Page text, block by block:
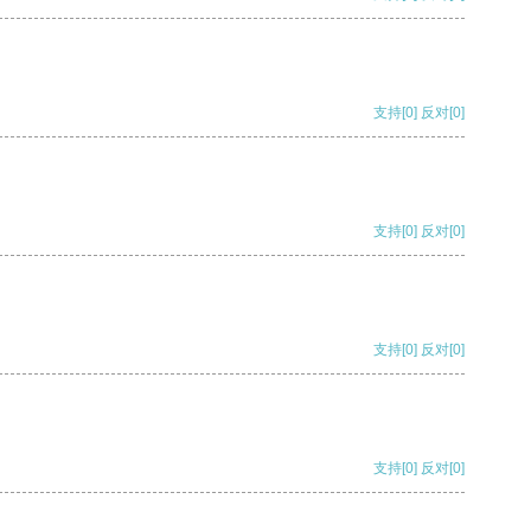
支持[0] 反对[0]
支持[0] 反对[0]
支持[0] 反对[0]
支持[0] 反对[0]